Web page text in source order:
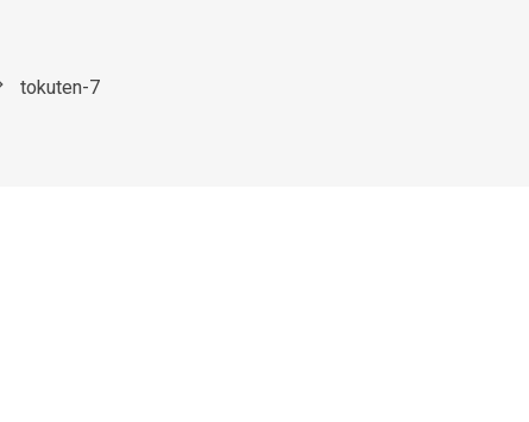
tokuten-7